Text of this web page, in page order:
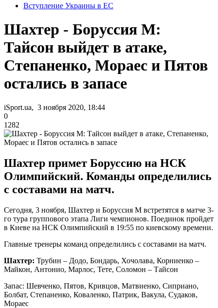
Вступление Украины в ЕС
Шахтер - Боруссия М:
Тайсон выйдет в атаке,
Степаненко, Мораес и Пятов
остались в запасе
iSport.ua, 3 ноября 2020, 18:44
0
1282
Шахтер примет Боруссию на НСК
Олимпийский. Команды определились
с составами на матч.
Сегодня, 3 ноября, Шахтер и Боруссия М встретятся в матче 3-
го тура группового этапа Лиги чемпионов. Поединок пройдет
в Киеве на НСК Олимпийский в 19:55 по киевскому времени.
Главные тренеры команд определились с составами на матч.
Шахтер: Трубин – Додо, Бондарь, Хочолава, Корниенко –
Майкон, Антонио, Марлос, Тете, Соломон – Тайсон
Запас: Шевченко, Пятов, Кривцов, Матвиенко, Сиприано,
Болбат, Степаненко, Коваленко, Патрик, Вакула, Судаков,
Мораес